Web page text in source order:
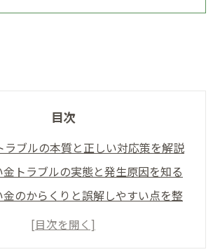
目次
ラブルの本質と正しい対応策を解説
トラブルの実態と発生原因を知る
金のからくりと誤解しやすい点を整